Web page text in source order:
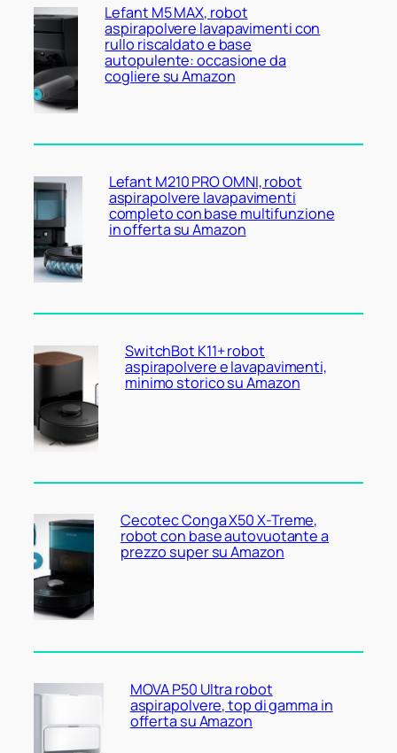
Lefant M5 MAX, robot
aspirapolvere lavapavimenti con
rullo riscaldato e base
autopulente: occasione da
cogliere su Amazon
Lefant M210 PRO OMNI, robot
aspirapolvere lavapavimenti
completo con base multifunzione
in offerta su Amazon
SwitchBot K11+ robot
aspirapolvere e lavapavimenti,
minimo storico su Amazon
Cecotec Conga X50 X-Treme,
robot con base autovuotante a
prezzo super su Amazon
MOVA P50 Ultra robot
aspirapolvere, top di gamma in
offerta su Amazon